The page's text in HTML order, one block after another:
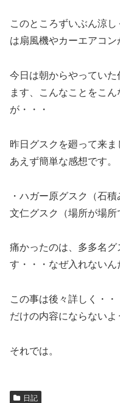
このところずいぶん涼
は扇風機やカーエアコン
今日は朝からやってい
ます、こんなことをこ
が・・・
昨日グスクを廻って来
あえず簡単な感想です。
・ハガー原グスク（石
文仁グスク（場所が場所
痛かったのは、多多名
す・・・なぜ入れないん
この事は後々詳しく・
だけの内容にならないよ
それでは。
日記